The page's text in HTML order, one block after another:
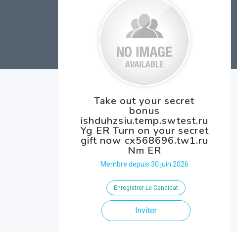
Take out your secret
bonus
ishduhzsiu.temp.swtest.ru
Yg ER Turn on your secret
gift now cx568696.tw1.ru
Nm ER
Membre depuis 30 juin 2026
Enregistrer Le Candidat
Inviter